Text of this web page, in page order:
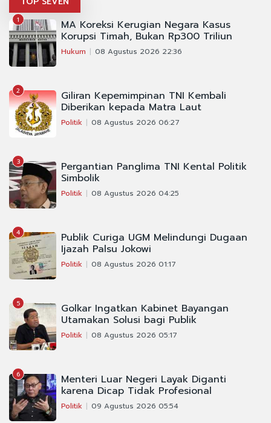
1 MA Koreksi Kerugian Negara Kasus
Korupsi Timah, Bukan Rp300 Triliun
Hukum 08 Agustus 2026 22:36
2 Giliran Kepemimpinan TNI Kembali
Diberikan kepada Matra Laut
Politik 08 Agustus 2026 06:27
3 Pergantian Panglima TNI Kental Politik
Simbolik
Politik 08 Agustus 2026 04:25
4 Publik Curiga UGM Melindungi Dugaan
Ijazah Palsu Jokowi
Politik 08 Agustus 2026 01:17
5 Golkar Ingatkan Kabinet Bayangan
Utamakan Solusi bagi Publik
Politik 08 Agustus 2026 05:17
6 Menteri Luar Negeri Layak Diganti
karena Dicap Tidak Profesional
Politik 09 Agustus 2026 05:54